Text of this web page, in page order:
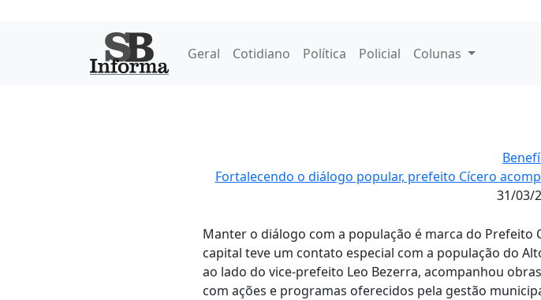
Geral Cotidiano Política Policial Colunas
Fortalecendo o diálogo popular, prefeito Cícero
31/03/
Manter o diálogo com a população é marca do Prefeito
capital teve um contato especial com a população do
ao lado do vice-prefeito Leo Bezerra, acompanhou
com ações e programas oferecidos pela gestão